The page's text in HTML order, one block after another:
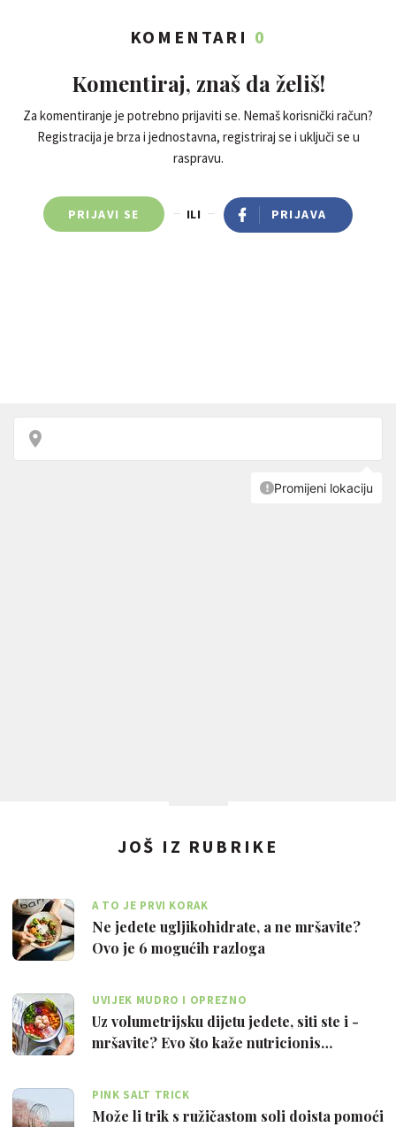
KOMENTARI 0
Komentiraj, znaš da želiš!
Za komentiranje je potrebno prijaviti se. Nemaš korisnički račun?
Registracija je brza i jednostavna, registriraj se i uključi se u
raspravu.
PRIJAVI SE ILI PRIJAVA
JOŠ IZ RUBRIKE
A TO JE PRVI KORAK
Ne jedete ugljikohidrate, a ne mršavite?
Ovo je 6 mogućih razloga
UVIJEK MUDRO I OPREZNO
Uz volumetrijsku dijetu jedete, siti ste i -
mršavite? Evo što kaže nutricionis…
PINK SALT TRICK
Može li trik s ružičastom soli doista pomoći